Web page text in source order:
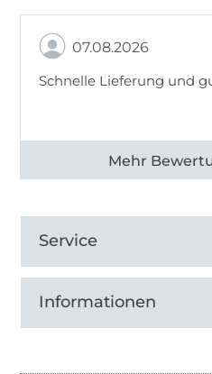
07.08.2026
Schnelle Lieferung und
Alle 82990
Service
Informationen